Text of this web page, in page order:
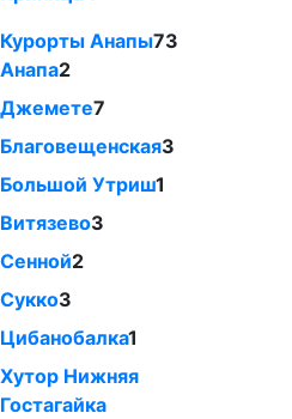
Курорты Анапы73
Анапа2
Джемете7
Благовещенская3
Большой Утриш1
Витязево3
Сенной2
Сукко3
Цибанобалка1
Хутор Нижняя
Гостагайка